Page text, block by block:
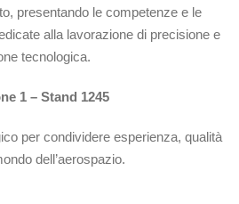
presentando le competenze e le
alla lavorazione di precisione e
tecnologica.
1 – Stand 1245
per condividere esperienza, qualità
dell’aerospazio.